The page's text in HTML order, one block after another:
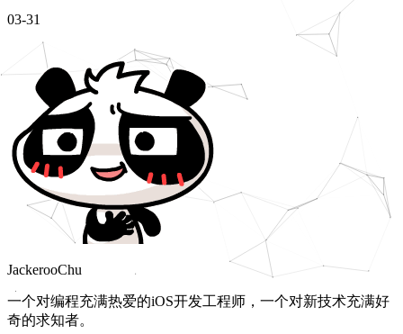
03-31
JackerooChu
一个对编程充满热爱的iOS开发工程师，一个对新技术充满好
奇的求知者。